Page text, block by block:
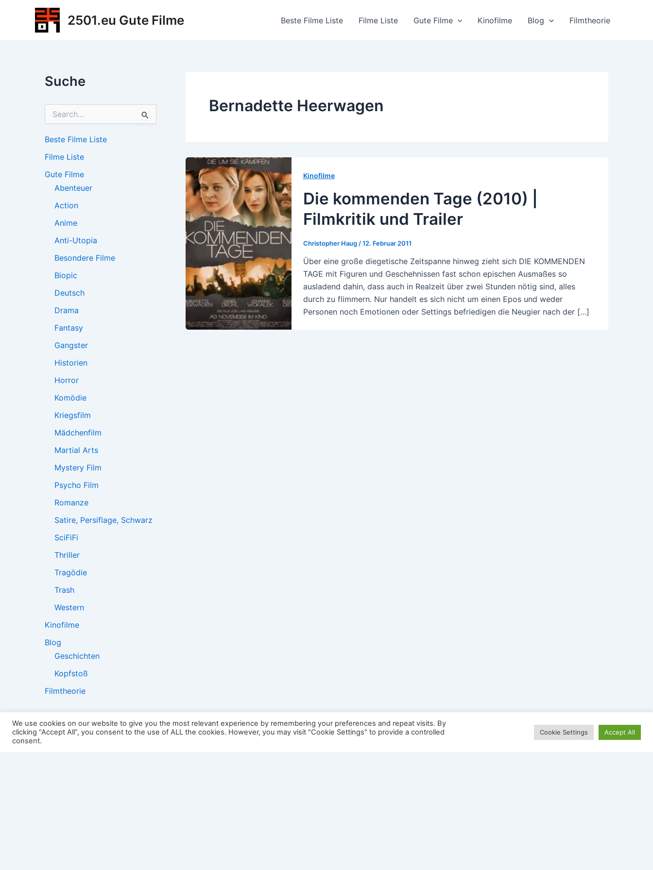
2501.eu Gute Filme Beste Filme Liste Filme Liste Gute Filme Kinofilme Blog Filmtheorie
Suche
h
n
a
Beste Filme Liste
Filme Liste
Gute Filme
Abenteuer
Action
Anime
Anti-Utopia
Besondere Filme
Biopic
Deutsch
Drama
Fantasy
Gangster
Historien
Horror
Komödie
Kriegsfilm
Mädchenfilm
Martial Arts
Mystery Film
Psycho Film
Romanze
Satire, Persiflage, Schwarz
SciFiFi
Thriller
Tragödie
Trash
Western
Kinofilme
Blog
Geschichten
Kopfstoß
Filmtheorie
Bernadette Heerwagen
Kinofilme
Die kommenden Tage (2010) |
Filmkritik und Trailer
Christopher Haug /12. Februar 2011
Über eine große diegetische Zeitspanne hinweg zieht sich DIE KOMMENDEN
TAGE mit Figuren und Geschehnissen fast schon epischen Ausmaßes so
ausladend dahin, dass auch in Realzeit über zwei Stunden nötig sind, alles
durch zu flimmern. Nur handelt es sich nicht um einen Epos und weder
Personen noch Emotionen oder Settings befriedigen die Neugier nach der […]
2501:
We use cookies on our website to give you the most relevant experience by remembering your preferences and repeat visits. By
clicking “Accept All”, you consent to the use of ALL the cookies. However, you may visit "Cookie Settings" to provide a controlled
consent.
Cookie Settings Accept All